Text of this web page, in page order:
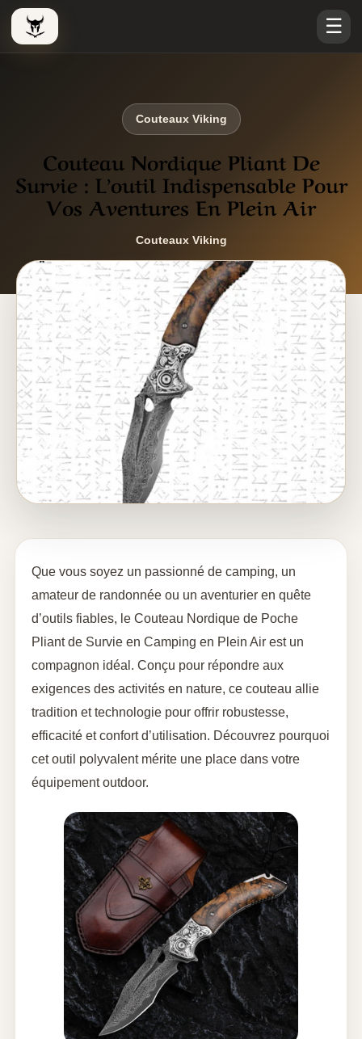
Le Viking Couteau ☰
Couteaux Viking
Couteau Nordique Pliant De
Survie : L’outil Indispensable Pour
Vos Aventures En Plein Air
Couteaux Viking
Que vous soyez un passionné de camping, un
amateur de randonnée ou un aventurier en quête
d’outils fiables, le Couteau Nordique de Poche
Pliant de Survie en Camping en Plein Air est un
compagnon idéal. Conçu pour répondre aux
exigences des activités en nature, ce couteau allie
tradition et technologie pour offrir robustesse,
efficacité et confort d’utilisation. Découvrez pourquoi
cet outil polyvalent mérite une place dans votre
équipement outdoor.